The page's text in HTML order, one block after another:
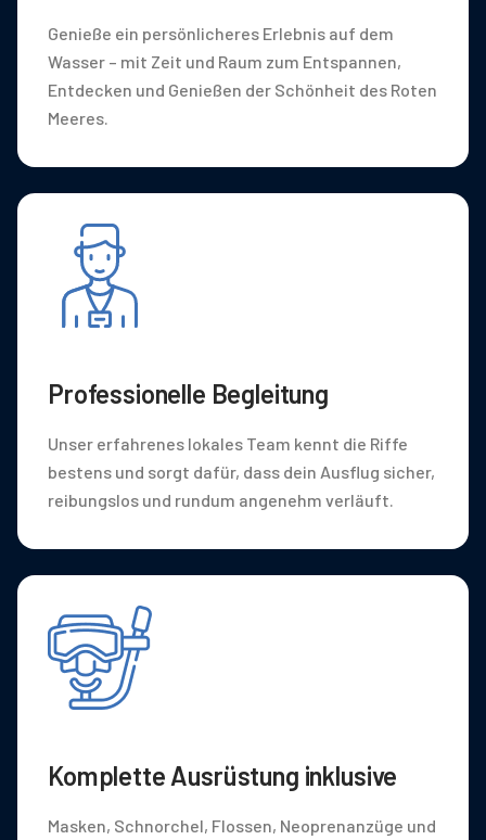
Genieße ein persönlicheres Erlebnis auf dem
Wasser – mit Zeit und Raum zum Entspannen,
Entdecken und Genießen der Schönheit des Roten
Meeres.
Professionelle Begleitung
Unser erfahrenes lokales Team kennt die Riffe
bestens und sorgt dafür, dass dein Ausflug sicher,
reibungslos und rundum angenehm verläuft.
Komplette Ausrüstung inklusive
Masken, Schnorchel, Flossen, Neoprenanzüge und